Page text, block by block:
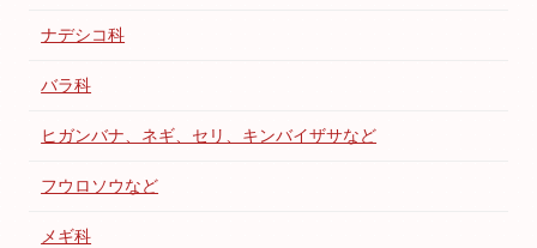
ナデシコ科
バラ科
ヒガンバナ、ネギ、セリ、キンバイザサなど
フウロソウなど
メギ科